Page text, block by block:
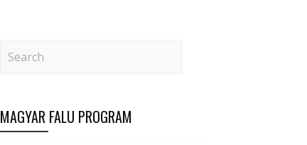
MAGYAR FALU PROGRAM